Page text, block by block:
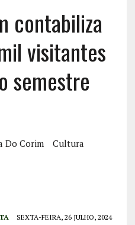
contabiliza
visitantes
semestre
Do Corim
Cultura
SEXTA-FEIRA, 26 JULHO, 2024